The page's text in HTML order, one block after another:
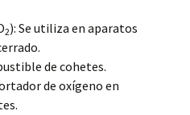
2): Se utiliza en aparatos
de cohetes.
de oxígeno en